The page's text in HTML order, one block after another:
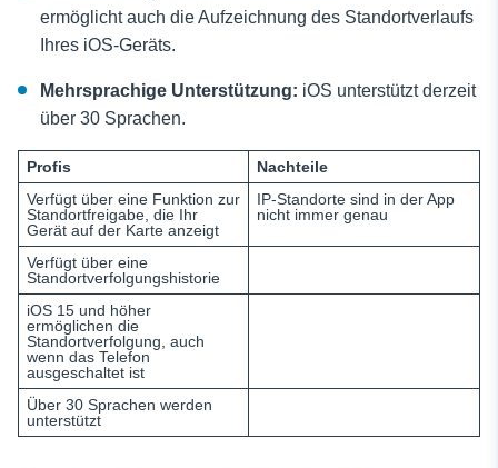
ermöglicht auch die Aufzeichnung des Standortverlaufs
Ihres iOS-Geräts.
Mehrsprachige Unterstützung: iOS unterstützt derzeit
über 30 Sprachen.
Profis
Nachteile
Verfügt über eine Funktion zur
Standortfreigabe, die Ihr
Gerät auf der Karte anzeigt
IP-Standorte sind in der App
nicht immer genau
Verfügt über eine
Standortverfolgungshistorie
iOS 15 und höher
ermöglichen die
Standortverfolgung, auch
wenn das Telefon
ausgeschaltet ist
Über 30 Sprachen werden
unterstützt